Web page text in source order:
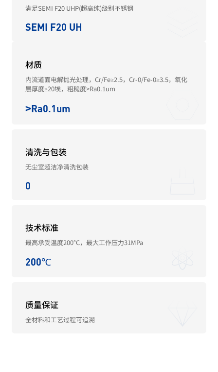
满足SEMI F20 UHP(超高纯)级别不锈钢
SEMI F20 UH
材质
内流道面电解抛光处理，Cr/Fe≥2.5，Cr-0/Fe-0≥3.5，氧化
层厚度≥20埃，粗糙度>Ra0.1um
>Ra0.1um
清洗与包装
无尘室超洁净清洗包装
0
技术标准
最高承受温度200°C，最大工作压力31MPa
200℃
质量保证
全材料和工艺过程可追溯